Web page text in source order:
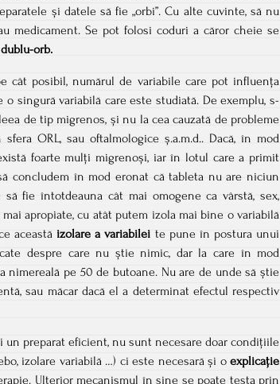
și datele să fie „orbi”. Cu alte cuvinte, să nu
medicament. Se pot folosi coduri a căror cheie se
orb.
cât posibil, numărul de variabile care pot influența
singură variabilă care este studiată. De exemplu, s-
de tip migrenos, și nu la cea cauzată de probleme
ORL, sau oftalmologice ș.a.m.d.. Dacă, în mod
foarte mulți migrenoși, iar în lotul care a primit
concludem în mod eronat că tableta nu are niciun
fie întotdeauna cât mai omogene ca vârstă, sex,
apropiate, cu atât putem izola mai bine o variabilă
această izolare a variabilei te pune în postura unui
despre care nu știe nimic, dar la care în mod
nimereală pe 50 de butoane. Nu are de unde să știe
sau măcar dacă el a determinat efectul respectiv
un preparat eficient, nu sunt necesare doar condițiile
izolare variabilă …) ci este necesară și oexplicație
Ulterior mecanismul în sine se poate testa prin